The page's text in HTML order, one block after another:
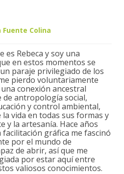
Fuente Colina
es Rebeca y soy una
en estos momentos se
paraje privilegiado de los
pierdo voluntariamente
conexión ancestral
de antropología social,
y control ambiental,
vida en todas sus formas y
y la artesanía. Hace años
gráfica me fascinó
por el mundo de
de abrir, así que me
por estar aquí entre
valiosos conocimientos.